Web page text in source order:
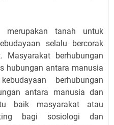
merupakan tanah untuk
selalu bercorak
Masyarakat berhubungan
hubungan antara manusia
berhubungan
antara manusia dan
baik masyarakat atau
bagi sosiologi dan